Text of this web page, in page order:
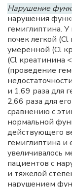
Нарушение
нарушения
гемиглиптина.
почек легкой
умеренной (Cl
(Cl креатинина
(проведение
и 1,69 раза для
2,66 раза для
сравнению с
нормальной
действующего
гемиглиптина и
увеличивалось
пациентов с
и тяжелой
нарушением